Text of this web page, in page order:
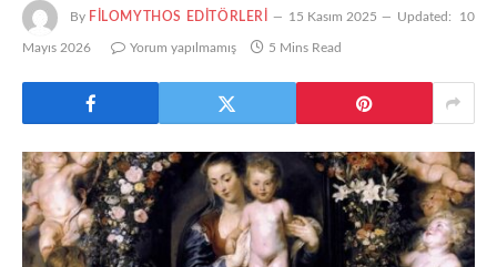
By FILOMYTHOS EDITÖRLERI 15 Kasım 2025 Updated: 10
Mayıs 2026 Yorum yapılmamış 5 Mins Read